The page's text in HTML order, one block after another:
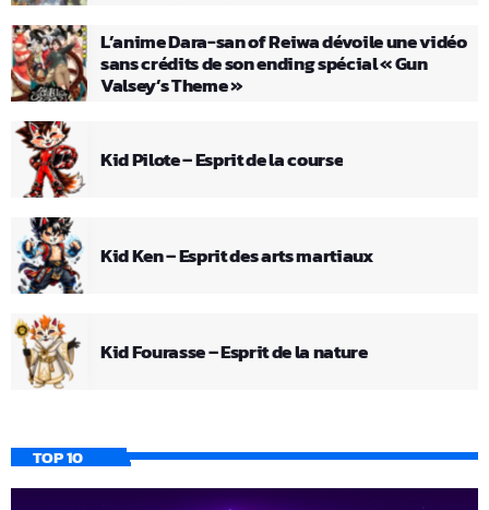
L’anime Dara-san of Reiwa dévoile une vidéo
sans crédits de son ending spécial « Gun
Valsey’s Theme »
Kid Pilote – Esprit de la course
Kid Ken – Esprit des arts martiaux
Kid Fourasse – Esprit de la nature
TOP 10